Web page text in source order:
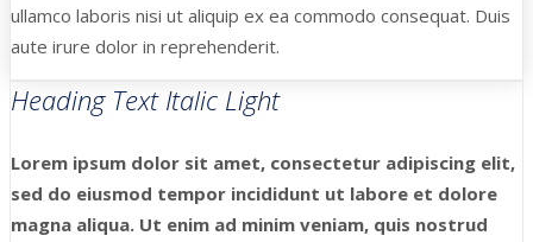
ullamco laboris nisi ut aliquip ex ea commodo consequat. Duis
aute irure dolor in reprehenderit.
Heading Text Italic Light
Lorem ipsum dolor sit amet, consectetur adipiscing elit,
sed do eiusmod tempor incididunt ut labore et dolore
magna aliqua. Ut enim ad minim veniam, quis nostrud